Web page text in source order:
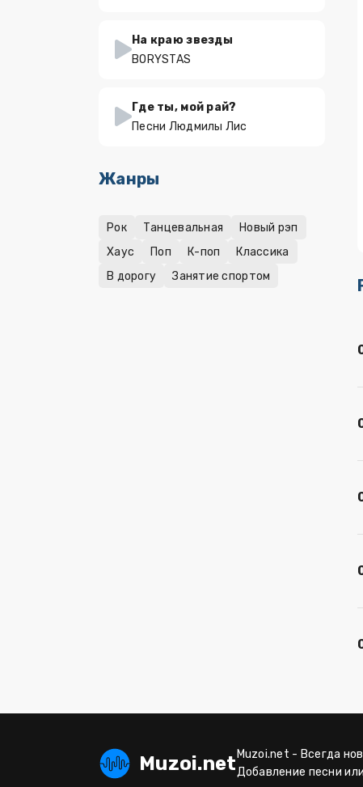
На краю звезды
BORYSTAS
Где ты, мой рай?
Песни Людмилы Лис
Жанры
Рок Танцевальная
Новый рэп
Хаус
Поп К-поп
Классика
В дорогу
Занятие спортом
Muzoi.net Muzoi.net - Всегда
Добавление песни